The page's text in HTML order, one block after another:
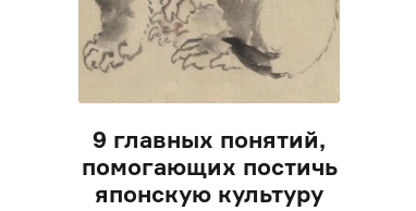
9 главных понятий,
помогающих постичь
японскую культуру